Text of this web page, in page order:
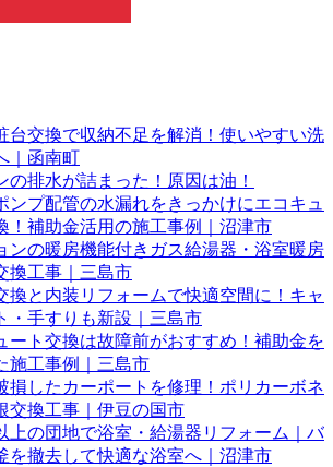
台交換で収納不足を解消！使いやすい洗
｜函南町
の排水が詰まった！原因は油！
ンプ配管の水漏れをきっかけにエコキュ
！補助金活用の施工事例｜沼津市
ンの暖房機能付きガス給湯器・浴室暖房
換工事｜三島市
換と内装リフォームで快適空間に！キャ
・手すりも新設｜三島市
ート交換は故障前がおすすめ！補助金を
施工事例｜三島市
損したカーポートを修理！ポリカーボネ
交換工事｜伊豆の国市
上の団地で浴室・給湯器リフォーム｜バ
を撤去して快適な浴室へ｜沼津市